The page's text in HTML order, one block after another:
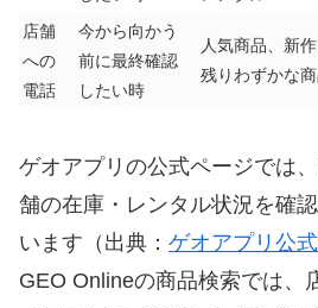
店舗
への
電話
今から向かう
前に最終確認
したい時
人気商品、新作
残りわずかな
ゲオアプリの公式ページでは
舗の在庫・レンタル状況を確
います（出典： ゲオアプリ公
GEO Onlineの商品検索では、